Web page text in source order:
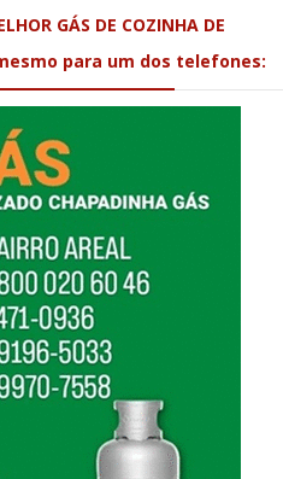
GÁS DE COZINHA DE
para um dos telefones: